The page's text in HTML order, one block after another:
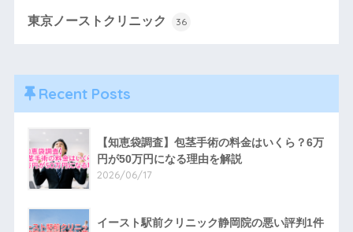
東京ノーストクリニック 36
Recent Posts
【知恵袋調査】包茎手術の料金はいくら？6万
円が50万円になる理由を解説
2026/06/17
イースト駅前クリニック静岡院の悪い評判1件